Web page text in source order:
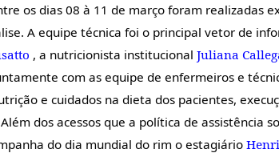
os dias 08 à 11 de março foram realizadas
A equipe técnica foi o principal vetor de
, a nutricionista institucional Juliana
com as equipe de enfermeiros e
e cuidados na dieta dos pacientes,
dos acessos que a política de assistência
do dia mundial do rim o estagiário